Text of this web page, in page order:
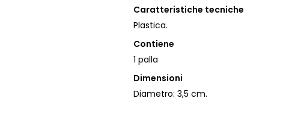
Caratteristiche tecniche
Plastica.
Contiene
1 palla
Dimensioni
Diametro: 3,5 cm.